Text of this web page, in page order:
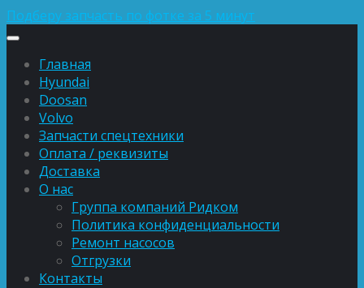
Подберу запчасть по фотке за 5 минут
Главная
Hyundai
Doosan
Volvo
Запчасти спецтехники
Оплата / реквизиты
Доставка
О нас
Группа компаний Ридком
Политика конфиденциальности
Ремонт насосов
Отгрузки
Контакты